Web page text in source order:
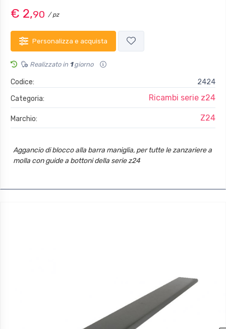
€ 2,90 / pz
Personalizza e acquista
Realizzato in 1giorno
Codice:
2424
Categoria:
Ricambi serie z24
Marchio: Z24
Aggancio di blocco alla barra maniglia, per tutte le zanzariere a
molla con guide a bottoni della serie z24